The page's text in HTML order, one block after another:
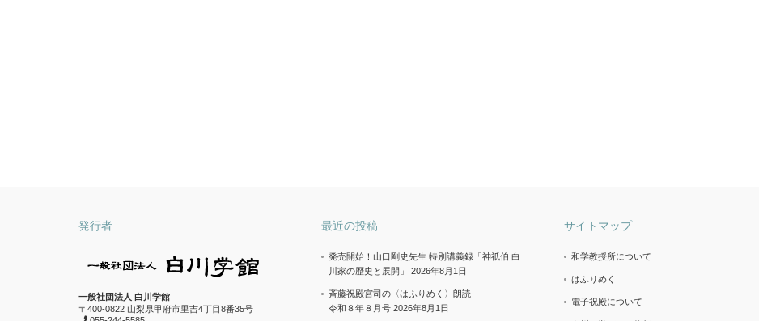
発行者
一般社団法人 白川学館
〒400-0822 山梨県甲府市里吉4丁目8番35号
最近の投稿
発売開始！山口剛史先生 特別講義録「神祇伯 白
川家の歴史と展開」
2026年8月1日
斉藤祝殿宮司の〈はふりめく〉朗読
令和８年８月号 2026年8月1日
サイトマップ
和学教授所について
はふりめく
電子祝殿について